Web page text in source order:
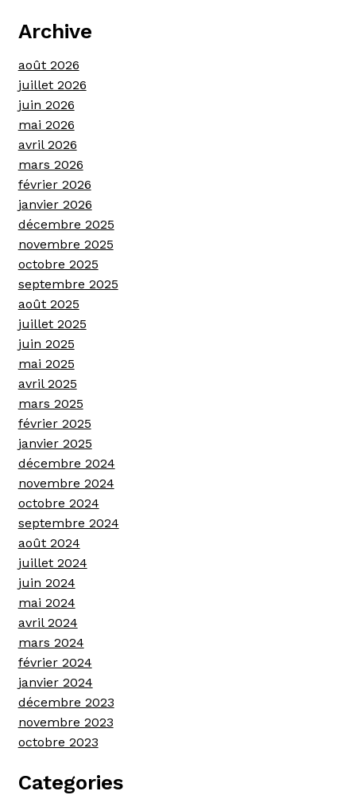
Archive
août 2026
juillet 2026
juin 2026
mai 2026
avril 2026
mars 2026
février 2026
janvier 2026
décembre 2025
novembre 2025
octobre 2025
septembre 2025
août 2025
juillet 2025
juin 2025
mai 2025
avril 2025
mars 2025
février 2025
janvier 2025
décembre 2024
novembre 2024
octobre 2024
septembre 2024
août 2024
juillet 2024
juin 2024
mai 2024
avril 2024
mars 2024
février 2024
janvier 2024
décembre 2023
novembre 2023
octobre 2023
Categories